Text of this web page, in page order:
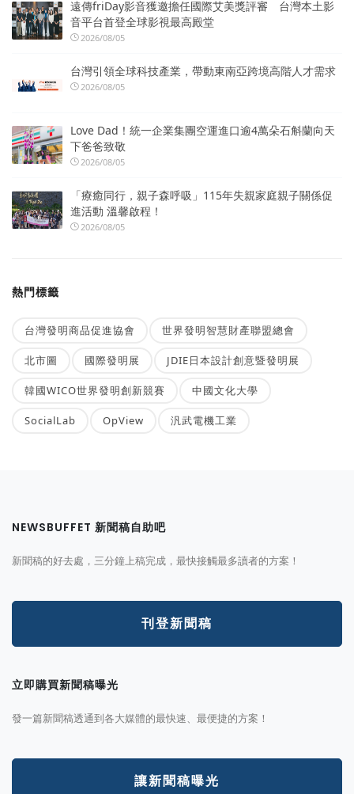
遠傳friDay影音獲邀擔任國際艾美獎評審 台灣本土影
音平台首登全球影視最高殿堂
2026/08/05
台灣引領全球科技產業，帶動東南亞跨境高階人才需求
2026/08/05
Love Dad！統一企業集團空運進口逾4萬朵石斛蘭向天
下爸爸致敬
2026/08/05
「療癒同行，親子森呼吸」115年失親家庭親子關係促
進活動 溫馨啟程！
2026/08/05
熱門標籤
台灣發明商品促進協會 世界發明智慧財產聯盟總會
北市圖 國際發明展 JDIE日本設計創意暨發明展
韓國WICO世界發明創新競賽 中國文化大學
SocialLab OpView 汎武電機工業
NEWSBUFFET 新聞稿自助吧
新聞稿的好去處，三分鐘上稿完成，最快接觸最多讀者的方案！
刊登新聞稿
立即購買新聞稿曝光
發一篇新聞稿透通到各大媒體的最快速、最便捷的方案！
讓新聞稿曝光